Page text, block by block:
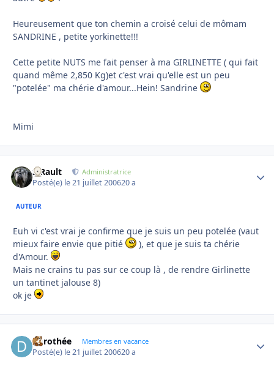
Heureusement que ton chemin a croisé celui de mômam
SANDRINE , petite yorkinette!!!
Cette petite NUTS me fait penser à ma GIRLINETTE ( qui fait
quand même 2,850 Kg)et c'est vrai qu'elle est un peu
"potelée" ma chérie d'amour...Hein! Sandrine
Mimi
S.Rault Administratrice
Posté(e) le 21 juillet 200620 a
AUTEUR
Euh vi c'est vrai je confirme que je suis un peu potelée (vaut
mieux faire envie que pitié
), et que je suis ta chérie
d'Amour.
Mais ne crains tu pas sur ce coup là , de rendre Girlinette
un tantinet jalouse 8)
ok je
dorothée Membres en vacance
Posté(e) le 21 juillet 200620 a